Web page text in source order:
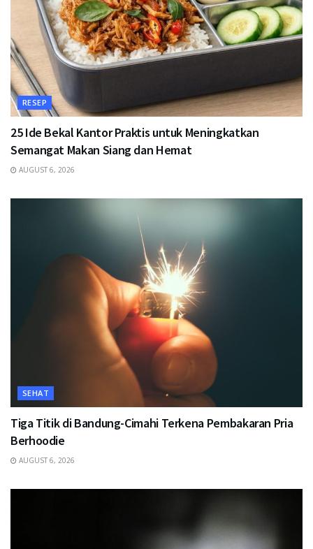
RESEP
25 Ide Bekal Kantor Praktis untuk Meningkatkan
Semangat Makan Siang dan Hemat
AUGUST 6, 2026
SEHAT
Tiga Titik di Bandung-Cimahi Terkena Pembakaran Pria
Berhoodie
AUGUST 6, 2026